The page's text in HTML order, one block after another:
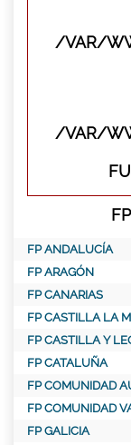
/VAR/
/VAR/
FP ANDALUCÍA
FP ARAGÓN
FP CANARIAS
FP CASTILLA LA
FP CASTILLA Y
FP CATALUÑA
FP COMUNIDAD
FP COMUNIDAD
FP GALICIA